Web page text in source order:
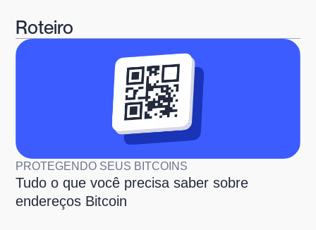
Roteiro
PROTEGENDO SEUS BITCOINS
Tudo o que você precisa saber sobre
endereços Bitcoin